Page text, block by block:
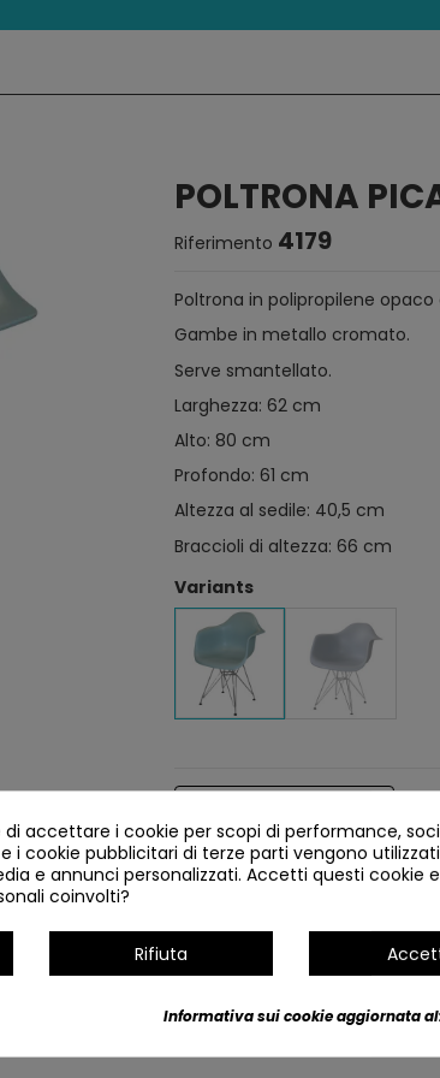
POLTRONA
Riferimento 4179
Poltrona in polipropilene
Gambe in metallo cromato.
Serve smantellato.
Larghezza: 62 cm
Alto: 80 cm
Profondo: 61 cm
Altezza al sedile: 40,5 cm
Braccioli di altezza: 66 cm
Variants
accettare i cookie per scopi di performance,
i cookie pubblicitari di terze parti vengono
e annunci personalizzati. Accetti questi cookie
coinvolti?
Rifiuta
Informativa sui cookie aggiornata